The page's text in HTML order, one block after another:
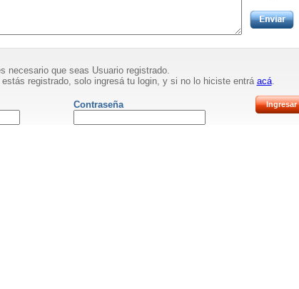
necesario que seas Usuario registrado.
registrado, solo ingresá tu login, y si no lo hiciste entrá acá.
Contraseña